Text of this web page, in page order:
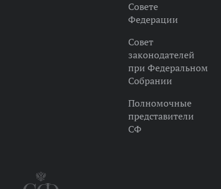
Совете
Федерации
Совет
законодателей
при Федеральном
Собрании
Полномочные
представители
СФ